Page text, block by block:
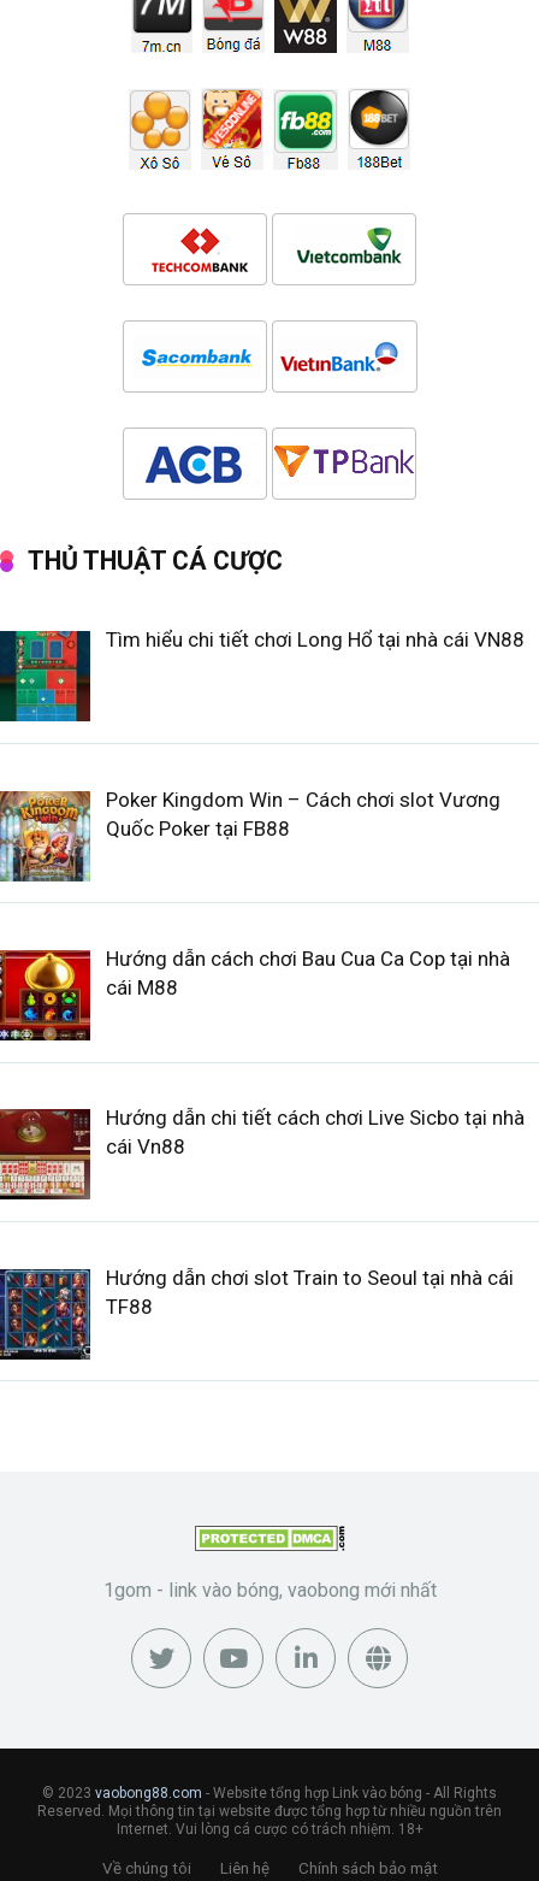
THỦ THUẬT CÁ CƯỢC
Tìm hiểu chi tiết chơi Long Hổ tại nhà cái VN88
Poker Kingdom Win – Cách chơi slot Vương
Quốc Poker tại FB88
Hướng dẫn cách chơi Bau Cua Ca Cop tại nhà
cái M88
Hướng dẫn chi tiết cách chơi Live Sicbo tại nhà
cái Vn88
Hướng dẫn chơi slot Train to Seoul tại nhà cái
TF88
1gom - link vào bóng, vaobong mới nhất
© 2023 vaobong88.com - Website tổng hợp Link vào bóng - All Rights
Reserved. Mọi thông tin tại website được tổng hợp từ nhiều nguồn trên
Internet. Vui lòng cá cược có trách nhiệm. 18+
Về chúng tôi Liên hệ Chính sách bảo mật